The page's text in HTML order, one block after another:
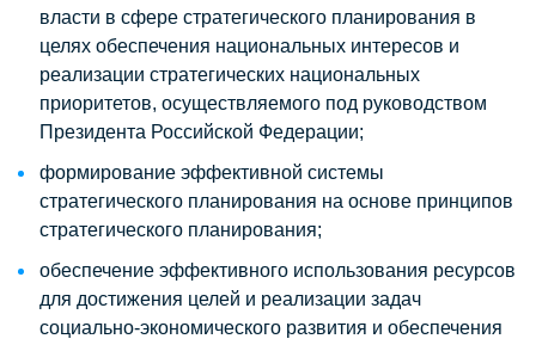
власти в сфере стратегического планирования в
целях обеспечения национальных интересов и
реализации стратегических национальных
приоритетов, осуществляемого под руководством
Президента Российской Федерации;
формирование эффективной системы
стратегического планирования на основе принципов
стратегического планирования;
обеспечение эффективного использования ресурсов
для достижения целей и реализации задач
социально-экономического развития и обеспечения